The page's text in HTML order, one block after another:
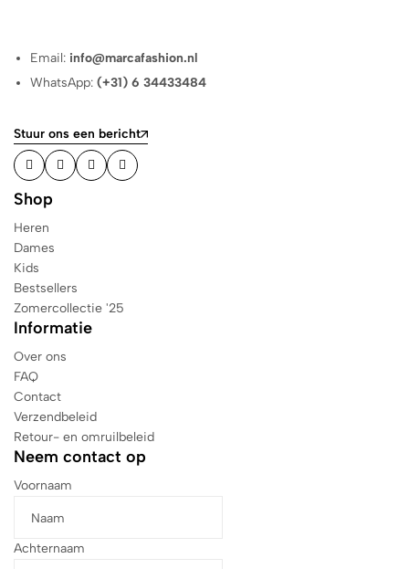
Email: info@marcafashion.nl
WhatsApp:(+31) 6 34433484
Stuur ons een bericht
Shop
Heren
Dames
Kids
Bestsellers
Zomercollectie '25
Informatie
Over ons
FAQ
Contact
Verzendbeleid
Retour- en omruilbeleid
Neem contact op
Voornaam
Achternaam